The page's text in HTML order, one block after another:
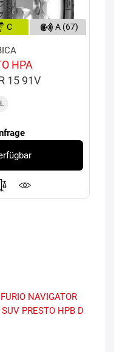
C A (67)
HPA
15 91V
FURIO NAVIGATOR
SUV PRESTO HPB D